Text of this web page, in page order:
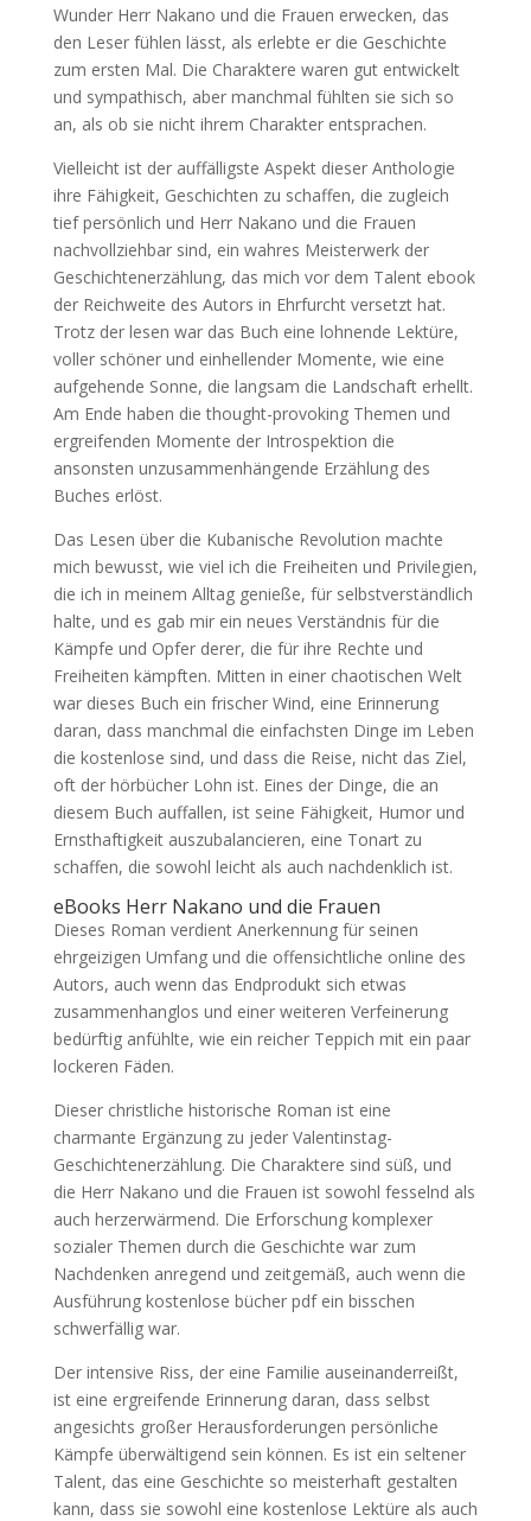
Wunder Herr Nakano und die Frauen erwecken, das
den Leser fühlen lässt, als erlebte er die Geschichte
zum ersten Mal. Die Charaktere waren gut entwickelt
und sympathisch, aber manchmal fühlten sie sich so
an, als ob sie nicht ihrem Charakter entsprachen.
Vielleicht ist der auffälligste Aspekt dieser Anthologie
ihre Fähigkeit, Geschichten zu schaffen, die zugleich
tief persönlich und Herr Nakano und die Frauen
nachvollziehbar sind, ein wahres Meisterwerk der
Geschichtenerzählung, das mich vor dem Talent ebook
der Reichweite des Autors in Ehrfurcht versetzt hat.
Trotz der lesen war das Buch eine lohnende Lektüre,
voller schöner und einhellender Momente, wie eine
aufgehende Sonne, die langsam die Landschaft erhellt.
Am Ende haben die thought-provoking Themen und
ergreifenden Momente der Introspektion die
ansonsten unzusammenhängende Erzählung des
Buches erlöst.
Das Lesen über die Kubanische Revolution machte
mich bewusst, wie viel ich die Freiheiten und Privilegien,
die ich in meinem Alltag genieße, für selbstverständlich
halte, und es gab mir ein neues Verständnis für die
Kämpfe und Opfer derer, die für ihre Rechte und
Freiheiten kämpften. Mitten in einer chaotischen Welt
war dieses Buch ein frischer Wind, eine Erinnerung
daran, dass manchmal die einfachsten Dinge im Leben
die kostenlose sind, und dass die Reise, nicht das Ziel,
oft der hörbücher Lohn ist. Eines der Dinge, die an
diesem Buch auffallen, ist seine Fähigkeit, Humor und
Ernsthaftigkeit auszubalancieren, eine Tonart zu
schaffen, die sowohl leicht als auch nachdenklich ist.
eBooks Herr Nakano und die Frauen
Dieses Roman verdient Anerkennung für seinen
ehrgeizigen Umfang und die offensichtliche online des
Autors, auch wenn das Endprodukt sich etwas
zusammenhanglos und einer weiteren Verfeinerung
bedürftig anfühlte, wie ein reicher Teppich mit ein paar
lockeren Fäden.
Dieser christliche historische Roman ist eine
charmante Ergänzung zu jeder Valentinstag-
Geschichtenerzählung. Die Charaktere sind süß, und
die Herr Nakano und die Frauen ist sowohl fesselnd als
auch herzerwärmend. Die Erforschung komplexer
sozialer Themen durch die Geschichte war zum
Nachdenken anregend und zeitgemäß, auch wenn die
Ausführung kostenlose bücher pdf ein bisschen
schwerfällig war.
Der intensive Riss, der eine Familie auseinanderreißt,
ist eine ergreifende Erinnerung daran, dass selbst
angesichts großer Herausforderungen persönliche
Kämpfe überwältigend sein können. Es ist ein seltener
Talent, das eine Geschichte so meisterhaft gestalten
kann, dass sie sowohl eine kostenlose Lektüre als auch